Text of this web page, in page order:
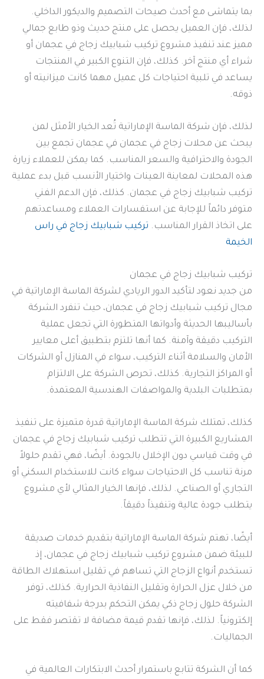
بما يتماشى مع أحدث صيحات التصميم والديكور الداخلي.
لذلك، فإن العميل يحصل على منتج حديث وذو طابع جمالي
مميز عند تنفيذ مشروع تركيب شبابيك زجاج في عجمان أو
شراء أي منتج آخر. كذلك، فإن التنوع الكبير في المنتجات
يساعد في تلبية احتياجات كل عميل مهما كانت ميزانيته أو
ذوقه.
لذلك، فإن شركة الماسة الإماراتية تُعد الخيار الأمثل لمن
يبحث عن محلات زجاج في عجمان في عجمان تجمع بين
الجودة والاحترافية والسعر المناسب. كما يمكن للعملاء زيارة
هذه المحلات لمعاينة العينات واختيار الأنسب قبل بدء عملية
تركيب شبابيك زجاج في عجمان. كذلك، فإن الدعم الفني
متوفر دائماً للإجابة عن استفسارات العملاء ومساعدتهم
على اتخاذ القرار المناسب. تركيب شبابيك زجاج في راس
الخيمة
تركيب شبابيك زجاج في عجمان
من جديد نعود لتأكيد الدور الريادي لشركة الماسة الإماراتية في
مجال تركيب شبابيك زجاج في عجمان، حيث تنفرد الشركة
بأساليبها الحديثة وأدواتها المتطورة التي تجعل عملية
التركيب دقيقة وآمنة. كما أنها تلتزم بتطبيق أعلى معايير
الأمان والسلامة أثناء التركيب، سواء في المنازل أو الشركات
أو المراكز التجارية. كذلك، تحرص الشركة على الالتزام
بمتطلبات البلدية والمواصفات الهندسية المعتمدة.
كذلك، تمتلك شركة الماسة الإماراتية قدرة متميزة على تنفيذ
المشاريع الكبيرة التي تتطلب تركيب شبابيك زجاج في عجمان
في وقت قياسي دون الإخلال بالجودة. أيضًا، فهي تقدم حلولاً
مرنة تناسب كل الاحتياجات سواء كانت للاستخدام السكني أو
التجاري أو الصناعي. لذلك، فإنها الخيار المثالي لأي مشروع
يتطلب جودة عالية وتنفيذاً دقيقاً.
أيضًا، تهتم شركة الماسة الإماراتية بتقديم خدمات صديقة
للبيئة ضمن مشروع تركيب شبابيك زجاج في عجمان، إذ
تستخدم أنواع الزجاج التي تساهم في تقليل استهلاك الطاقة
من خلال عزل الحرارة وتقليل النفاذية الحرارية. كذلك، توفر
الشركة حلول زجاج ذكي يمكن التحكم بدرجة شفافيته
إلكترونياً. لذلك، فإنها تقدم قيمة مضافة لا تقتصر فقط على
الجماليات.
كما أن الشركة تتابع باستمرار أحدث الابتكارات العالمية في